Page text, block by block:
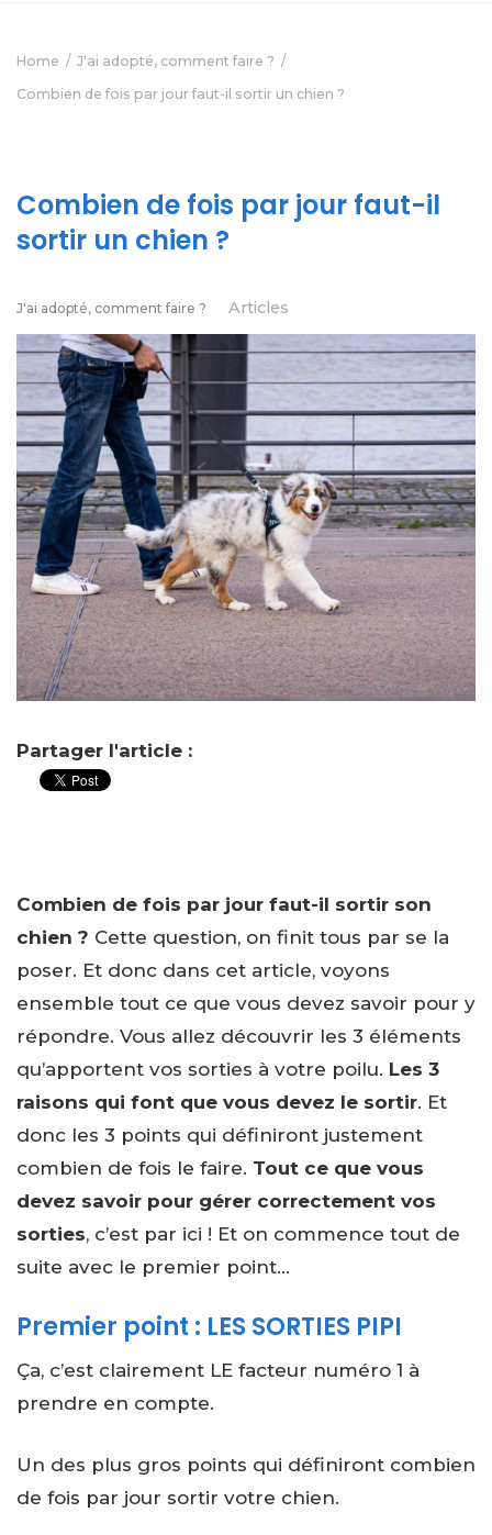
Home
J'ai adopté, comment faire ?
Combien de fois par jour faut-il sortir un chien ?
Combien de fois par jour faut-il
sortir un chien ?
J'ai adopté, comment faire ? Articles
Partager l'article :
Combien de fois par jour faut-il sortir son
chien ? Cette question, on finit tous par se la
poser. Et donc dans cet article, voyons
ensemble tout ce que vous devez savoir pour y
répondre. Vous allez découvrir les 3 éléments
qu’apportent vos sorties à votre poilu. Les 3
raisons qui font que vous devez le sortir. Et
donc les 3 points qui définiront justement
combien de fois le faire. Tout ce que vous
devez savoir pour gérer correctement vos
sorties, c’est par ici ! Et on commence tout de
suite avec le premier point…
Premier point : LES SORTIES PIPI
Ça, c’est clairement LE facteur numéro 1 à
prendre en compte.
Un des plus gros points qui définiront combien
de fois par jour sortir votre chien.